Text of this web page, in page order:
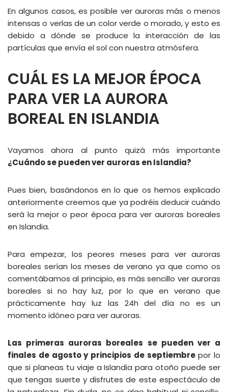
En algunos casos, es posible ver auroras más o menos
intensas o verlas de un color verde o morado, y esto es
debido a dónde se produce la interacción de las
partículas que envía el sol con nuestra atmósfera.
CUÁL ES LA MEJOR ÉPOCA
PARA VER LA AURORA
BOREAL EN ISLANDIA
Vayamos ahora al punto quizá más importante
¿Cuándo se pueden ver auroras en Islandia?
Pues bien, basándonos en lo que os hemos explicado
anteriormente creemos que ya podréis deducir cuándo
será la mejor o peor época para ver auroras boreales
en Islandia.
Para empezar, los peores meses para ver auroras
boreales serían los meses de verano ya que como os
comentábamos al principio, es más sencillo ver auroras
boreales si no hay luz, por lo que en verano que
prácticamente hay luz las 24h del día no es un
momento idóneo para ver auroras.
Las primeras auroras boreales se pueden ver a
finales de agosto y principios de septiembrepor lo
que si planeas tu viaje a Islandia para otoño puede ser
que tengas suerte y disfrutes de este espectáculo de